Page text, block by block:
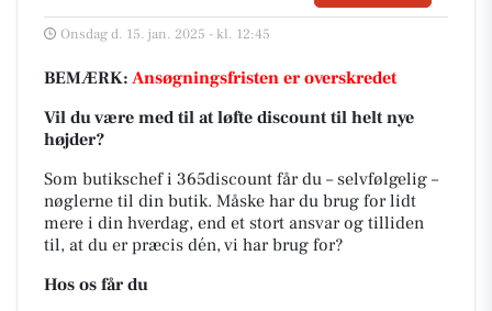
Onsdag d. 15. jan. 2025 - kl. 12:45
BEMÆRK: Ansøgningsfristen er overskredet
Vil du være med til at løfte discount til helt nye
højder?
Som butikschef i 365discount får du – selvfølgelig –
nøglerne til din butik. Måske har du brug for lidt
mere i din hverdag, end et stort ansvar og tilliden
til, at du er præcis dén, vi har brug for?
Hos os får du